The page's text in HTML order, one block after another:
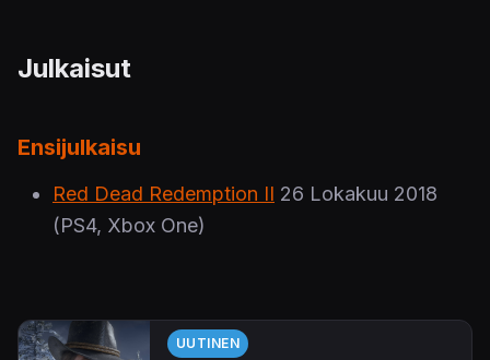
Julkaisut
Ensijulkaisu
Red Dead Redemption II 26 Lokakuu 2018
(PS4, Xbox One)
UUTINEN